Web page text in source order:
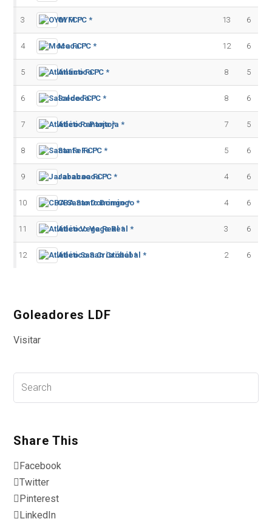
3 OYM FC * 13 6
4 Moca FC * 12 6
5 Atlántico FC * 8 5
6 Salcedo FC * 8 6
7 Atlético Pantoja * 7 5
8 Santa Fe FC * 5 6
9 Jarabacoa FC * 4 6
10 CBA Santo Domingo * 4 6
11 Atlético Vega Real * 3 6
12 Atlético San Cristóbal * 2 6
Goleadores LDF
Visitar
Share This
Facebook
Twitter
Pinterest
LinkedIn